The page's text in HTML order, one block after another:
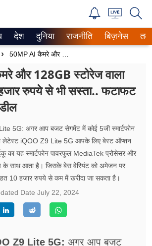
News
देश दुनिया राजनीति बिज़नेस
और 128GB स्टोरेज वाला
रुपये से भी सस्ता.. फटाफट
5G: अगर आप बजट सेगमेंट में कोई 5जी स्मार्टफोन
लेटेस्ट iQOO Z9 Lite 5G आपके लिए बेस्ट ऑप्शन
का यह स्मार्टफोन पावरफुल MediaTek प्रोसेसर और
के साथ आता है। जिसके बेस वेरियंट को अमेजन पर
10 हजार रुपये से कम में खरीदा जा सकता है।
Date July 22, 2024
Z9 Lite 5G: अगर आप बजट